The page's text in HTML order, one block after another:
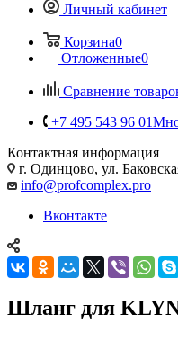
Личный кабинет
Корзина0
Отложенные0
Сравнение
+7 495 543 96 01
Контактная информация
г. Одинцово, ул.
info@profcomplex.pro
Вконтакте
Шланг для